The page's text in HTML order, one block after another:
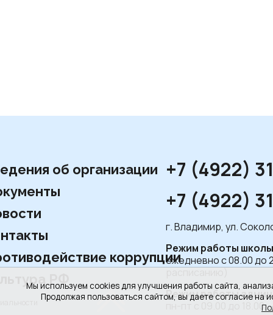
Мы используем cookies для улучшения работы сайта,
Продолжая пользоваться сайтом, вы даете согласие на
об организации
коррупции
РФ
+7 (4922)
+7 (4922)
г. Владимир, ул.
Режим работы
ежедневно с 08.00 до
Режим работы
пн-пт с 09.00 до